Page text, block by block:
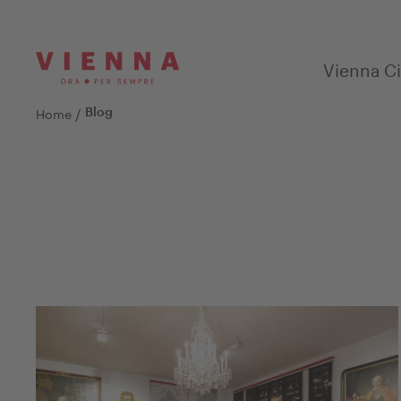
Vienna
Home / Blog